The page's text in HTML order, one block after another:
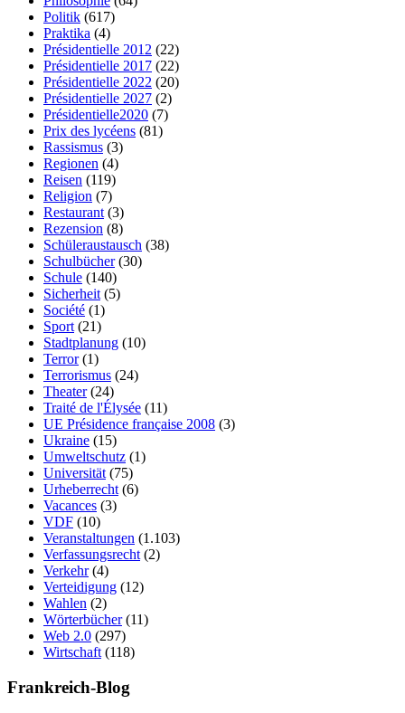
Politik (617)
Praktika (4)
Présidentielle 2012 (22)
Présidentielle 2017 (22)
Présidentielle 2022 (20)
Présidentielle 2027 (2)
Présidentielle2020 (7)
Prix des lycéens (81)
Rassismus (3)
Regionen (4)
Reisen (119)
Religion (7)
Restaurant (3)
Rezension (8)
Schüleraustausch (38)
Schulbücher(30)
Schule (140)
Sicherheit (5)
Société (1)
Sport (21)
Stadtplanung (10)
Terror(1)
Terrorismus (24)
Theater(24)
Traité de l'Élysée (11)
UE Présidence française 2008 (3)
Ukraine (15)
Umweltschutz (1)
Universität (75)
Urheberrecht (6)
Vacances (3)
VDF (10)
Veranstaltungen (1.103)
Verfassungsrecht (2)
Verkehr(4)
Verteidigung (12)
Wahlen (2)
Wörterbücher(11)
Web 2.0 (297)
Wirtschaft (118)
Frankreich-Blog